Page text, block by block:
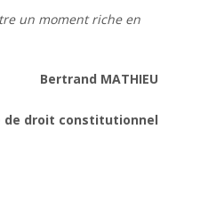
un moment riche en
Bertrand MATHIEU
de droit constitutionnel